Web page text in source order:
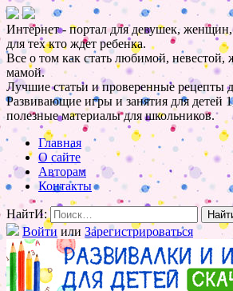
Интернет - портал для девушек,
для тех кто ждет ребенка.
Все о том как стать любимой, невестой,
мамой.
Лучшие статьи и проверенные
Развивающие игры и занятия для детей
полезные материалы для школьников.
Главная
О сайте
Авторам
Контакты
НайтИ:
Войти или Зарегистрироваться